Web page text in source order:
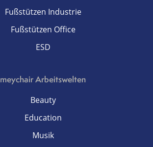
Fußstützen Industrie
Fußstützen Office
ESD
meychair Arbeitswelten
Beauty
Education
Musik